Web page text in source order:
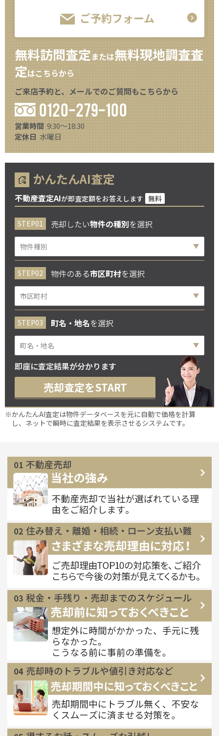
ご予約フォーム
無料訪問査定または無料現地調査査
定はこちらから
ご来店予約と、メールでのご質問もこちらから
0120-279-100
営業時間 9:30～18:30
定休日 水曜日
かんたんAI査定
不動産査定AIが即査定額をお答えします 無料
売却したい物件の種別を選択
物件のある市区町村を選択
町名・地名を選択
即座に査定結果が分かります
売却査定をSTART
※かんたんAI査定は物件データベースを元に自動で価格を計算
し、ネットで瞬時に査定結果を表示させるシステムです。